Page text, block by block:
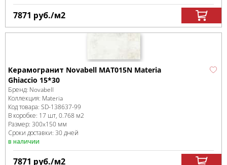
7871 руб./м2
Керамогранит Novabell MAT015N Materia
Ghiaccio 15*30
Бренд: Novabell
Коллекция: Materia
Код товара: SD-138637-99
В коробке: 17 шт, 0.768 м2
Размер: 300x150 мм
Сроки доставки: 30 дней
в наличии
7871 руб./м2